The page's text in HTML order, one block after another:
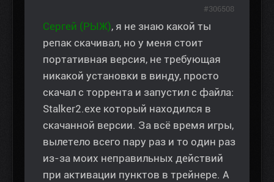
Сергей (РЫЖ), я не знаю какой ты
репак скачивал, но у меня стоит
портативная версия, не требующая
никакой установки в винду, просто
скачал с торрента и запустил с файла:
Stalker2.exe который находился в
скачанной версии. За всё время игры,
вылетело всего пару раз и то один раз
из-за моих неправильных действий
при активации пунктов в трейнере. А
#306508